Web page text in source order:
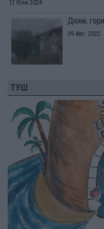
12 Юли 2024
Дюни,
09 Авг. 2022
ТУШ